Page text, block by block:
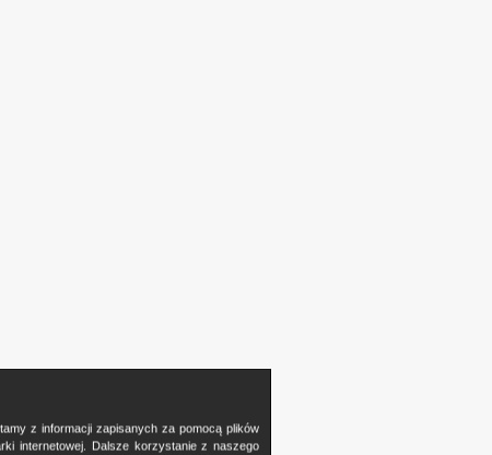
z informacji zapisanych za pomocą plików
internetowej. Dalsze korzystanie z naszego